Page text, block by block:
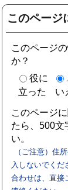
このページ
このページ
か？
役に
立った
い
このページ
たら、500文
い。
（ご注意）住
入しないでくだ
合わせは、直接